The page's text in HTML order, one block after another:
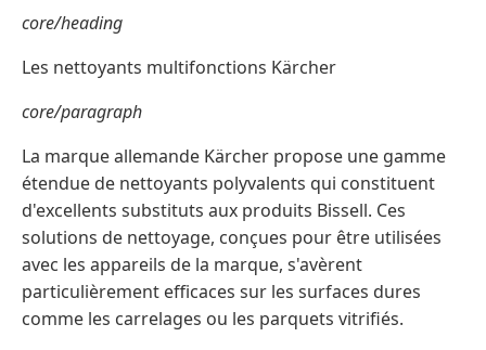
core/heading
Les nettoyants multifonctions Kärcher
core/paragraph
La marque allemande Kärcher propose une gamme
étendue de nettoyants polyvalents qui constituent
d'excellents substituts aux produits Bissell. Ces
solutions de nettoyage, conçues pour être utilisées
avec les appareils de la marque, s'avèrent
particulièrement efficaces sur les surfaces dures
comme les carrelages ou les parquets vitrifiés.